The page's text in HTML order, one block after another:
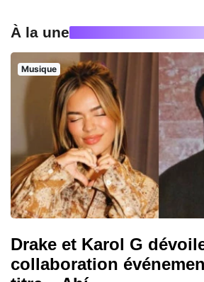
À la une
Musique
Drake et Karol G
collaboration